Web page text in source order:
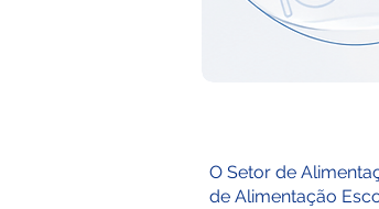
O Setor de
de Alimentação